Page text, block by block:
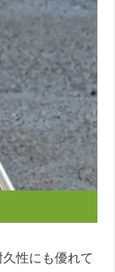
性にも優れて